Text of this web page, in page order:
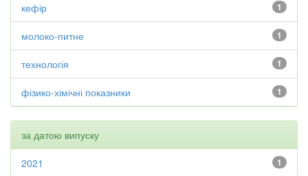
1
кефір
1
молоко-питне
1
технологія
1
фізико-хімічні показники
за датою випуску
1
2021